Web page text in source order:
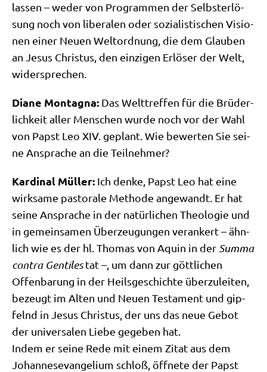
las­sen – weder von Pro­gram­men der Selbst­er­lö­
sung noch von libe­ra­len oder sozia­li­sti­schen Visio­
nen einer Neu­en Welt­ord­nung, die dem Glau­ben
an Jesus Chri­stus, den ein­zi­gen Erlö­ser der Welt,
widersprechen.
Dia­ne Mon­tagna: Das Welt­tref­fen für die Brü­der­
lich­keit aller Men­schen wur­de noch vor der Wahl
von Papst Leo XIV. geplant. Wie bewer­ten Sie sei­
ne Anspra­che an die Teilnehmer?
Kar­di­nal Mül­ler: Ich den­ke, Papst Leo hat eine
wirk­sa­me pasto­ra­le Metho­de ange­wandt. Er hat
sei­ne Anspra­che in der natür­li­chen Theo­lo­gie und
in gemein­sa­men Über­zeu­gun­gen ver­an­kert – ähn­
lich wie es der hl. Tho­mas von Aquin in der Sum­ma
con­tra Gen­ti­lestat –, um dann zur gött­li­chen
Offen­ba­rung in der Heils­ge­schich­te über­zu­lei­ten,
bezeugt im Alten und Neu­en Testa­ment und gip­
felnd in Jesus Chri­stus, der uns das neue Gebot
der uni­ver­sa­len Lie­be gege­ben hat.
Indem er sei­ne Rede mit einem Zitat aus dem
Johan­nes­evan­ge­li­um schloß, öff­ne­te der Papst